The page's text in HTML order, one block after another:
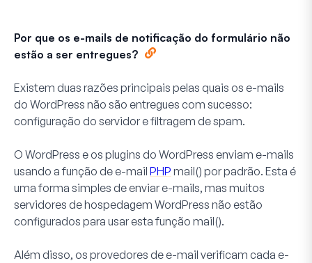
Por que os e-mails de notificação do formulário não
estão a ser entregues?
Existem duas razões principais pelas quais os e-mails
do WordPress não são entregues com sucesso:
configuração do servidor e filtragem de spam.
O WordPress e os plugins do WordPress enviam e-mails
usando a função de e-mail PHP mail() por padrão. Esta é
uma forma simples de enviar e-mails, mas muitos
servidores de hospedagem WordPress não estão
configurados para usar esta função mail().
Além disso, os provedores de e-mail verificam cada e-